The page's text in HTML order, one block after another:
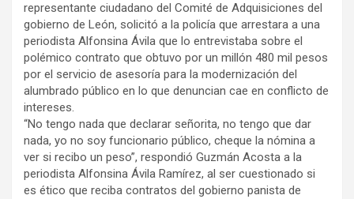
representante ciudadano del Comité de Adquisiciones del
gobierno de León, solicitó a la policía que arrestara a una
periodista Alfonsina Ávila que lo entrevistaba sobre el
polémico contrato que obtuvo por un millón 480 mil pesos
por el servicio de asesoría para la modernización del
alumbrado público en lo que denuncian cae en conflicto de
intereses.
“No tengo nada que declarar señorita, no tengo que dar
nada, yo no soy funcionario público, cheque la nómina a
ver si recibo un peso”, respondió Guzmán Acosta a la
periodista Alfonsina Ávila Ramírez, al ser cuestionado si
es ético que reciba contratos del gobierno panista de